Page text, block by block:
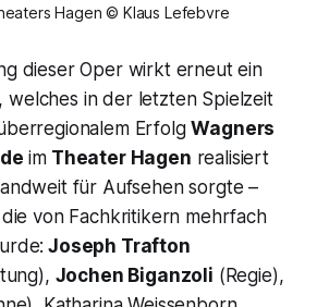
Hagen © Klaus Lefebvre
dieser Oper wirkt erneut ein
welches in der letzten Spielzeit
ErfolgWagners
im Theater Hagen realisiert
für Aufsehen sorgte –
von Fachkritikern mehrfach
Joseph Trafton
Jochen Biganzoli (Regie),